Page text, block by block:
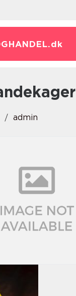
dk
admin